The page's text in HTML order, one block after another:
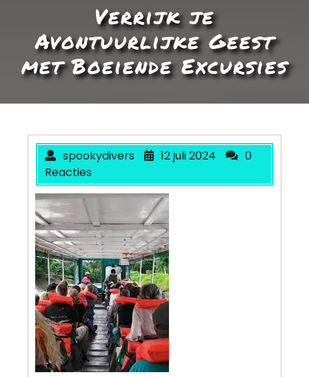
Verrijk je
Avontuurlijke Geest
met Boeiende Excursies
spookydivers 12 juli 2024
0
Reacties